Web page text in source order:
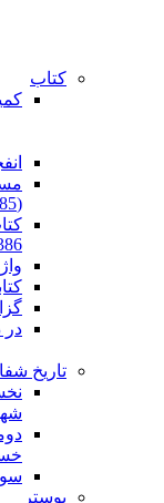
کتاب
(1385-1352)
در
تاریخ
پوستر